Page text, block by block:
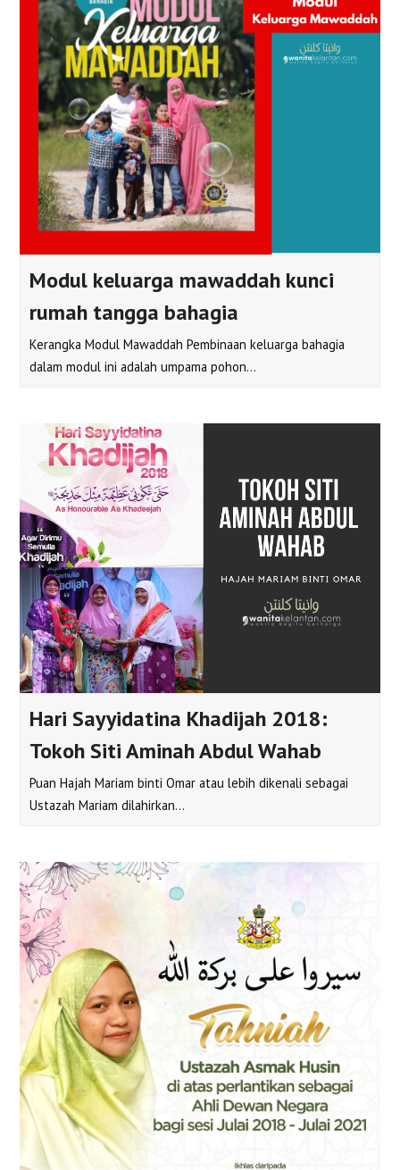
Modul keluarga mawaddah kunci
rumah tangga bahagia
Kerangka Modul Mawaddah Pembinaan keluarga bahagia
dalam modul ini adalah umpama pohon…
Hari Sayyidatina Khadijah 2018:
Tokoh Siti Aminah Abdul Wahab
Puan Hajah Mariam binti Omar atau lebih dikenali sebagai
Ustazah Mariam dilahirkan…